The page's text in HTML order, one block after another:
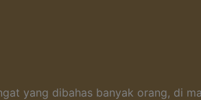
yang dibahas banyak orang, di